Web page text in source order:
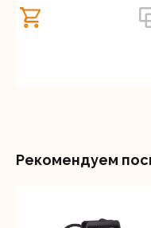
Рекомендуем